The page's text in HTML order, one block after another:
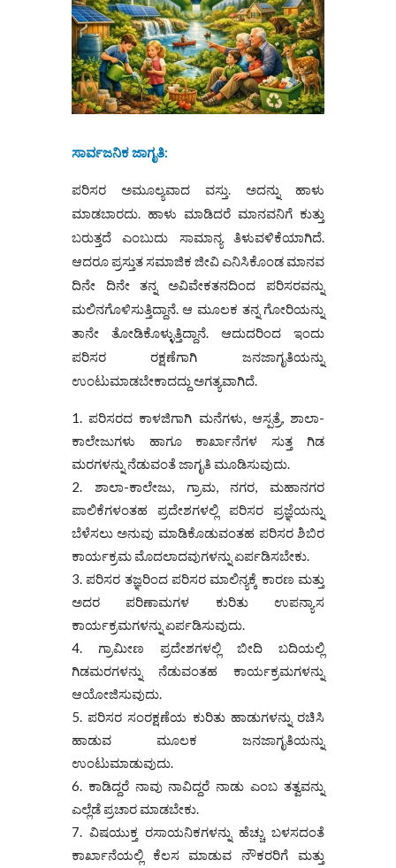
ಸಾರ್ವಜನಿಕ ಜಾಗೃತಿ:
ಪರಿಸರ ಅಮೂಲ್ಯವಾದ ವಸ್ತು. ಅದನ್ನು ಹಾಳು
ಮಾಡಬಾರದು. ಹಾಳು ಮಾಡಿದರೆ ಮಾನವನಿಗೆ ಕುತ್ತು
ಬರುತ್ತದೆ ಎಂಬುದು ಸಾಮಾನ್ಯ ತಿಳುವಳಿಕೆಯಾಗಿದೆ.
ಆದರೂ ಪ್ರಸ್ತುತ ಸಮಾಜಿಕ ಜೀವಿ ಎನಿಸಿಕೊಂಡ ಮಾನವ
ದಿನೇ ದಿನೇ ತನ್ನ ಅವಿವೇಕತನದಿಂದ ಪರಿಸರವನ್ನು
ಮಲಿನಗೊಳಿಸುತ್ತಿದ್ದಾನೆ. ಆ ಮೂಲಕ ತನ್ನ ಗೋರಿಯನ್ನು
ತಾನೇ ತೋಡಿಕೊಳ್ಳುತ್ತಿದ್ದಾನೆ. ಆದುದರಿಂದ ಇಂದು
ಪರಿಸರ ರಕ್ಷಣೆಗಾಗಿ ಜನಜಾಗೃತಿಯನ್ನು
ಉಂಟುಮಾಡಬೇಕಾದದ್ದು ಅಗತ್ಯವಾಗಿದೆ.
ಪರಿಸರದ ಕಾಳಜಿಗಾಗಿ ಮನೆಗಳು, ಆಸ್ಪತ್ರೆ, ಶಾಲಾ-
ಕಾಲೇಜುಗಳು ಹಾಗೂ ಕಾರ್ಖಾನೆಗಳ ಸುತ್ತ ಗಿಡ
ಮರಗಳನ್ನು ನೆಡುವಂತೆ ಜಾಗೃತಿ ಮೂಡಿಸುವುದು.
ಶಾಲಾ-ಕಾಲೇಜು, ಗ್ರಾಮ, ನಗರ, ಮಹಾನಗರ
ಪಾಲಿಕೆಗಳಂತಹ ಪ್ರದೇಶಗಳಲ್ಲಿ ಪರಿಸರ ಪ್ರಜ್ಞೆಯನ್ನು
ಬೆಳೆಸಲು ಅನುವು ಮಾಡಿಕೊಡುವಂತಹ ಪರಿಸರ ಶಿಬಿರ
ಕಾರ್ಯಕ್ರಮ ಮೊದಲಾದವುಗಳನ್ನು ಏರ್ಪಡಿಸಬೇಕು.
ಪರಿಸರ ತಜ್ಞರಿಂದ ಪರಿಸರ ಮಾಲಿನ್ಯಕ್ಕೆ ಕಾರಣ ಮತ್ತು
ಅದರ ಪರಿಣಾಮಗಳ ಕುರಿತು ಉಪನ್ಯಾಸ
ಕಾರ್ಯಕ್ರಮಗಳನ್ನು ಏರ್ಪಡಿಸುವುದು.
ಗ್ರಾಮೀಣ ಪ್ರದೇಶಗಳಲ್ಲಿ ಬೀದಿ ಬದಿಯಲ್ಲಿ
ಗಿಡಮರಗಳನ್ನು ನೆಡುವಂತಹ ಕಾರ್ಯಕ್ರಮಗಳನ್ನು
ಆಯೋಜಿಸುವುದು.
ಪರಿಸರ ಸಂರಕ್ಷಣೆಯ ಕುರಿತು ಹಾಡುಗಳನ್ನು ರಚಿಸಿ
ಹಾಡುವ ಮೂಲಕ ಜನಜಾಗೃತಿಯನ್ನು
ಉಂಟುಮಾಡುವುದು.
ಕಾಡಿದ್ದರೆ ನಾವು ನಾವಿದ್ದರೆ ನಾಡು ಎಂಬ ತತ್ವವನ್ನು
ಎಲ್ಲೆಡೆ ಪ್ರಚಾರ ಮಾಡಬೇಕು.
ವಿಷಯುಕ್ತ ರಸಾಯನಿಕಗಳನ್ನು ಹೆಚ್ಚು ಬಳಸದಂತೆ
ಕಾರ್ಖಾನೆಯಲ್ಲಿ ಕೆಲಸ ಮಾಡುವ ನೌಕರರಿಗೆ ಮತ್ತು